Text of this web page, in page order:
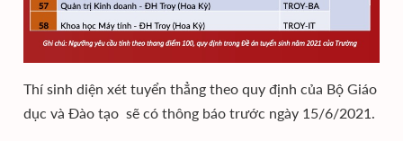
Thí sinh diện xét tuyển thẳng theo quy định của Bộ Giáo
dục và Đào tạo sẽ có thông báo trước ngày 15/6/2021.